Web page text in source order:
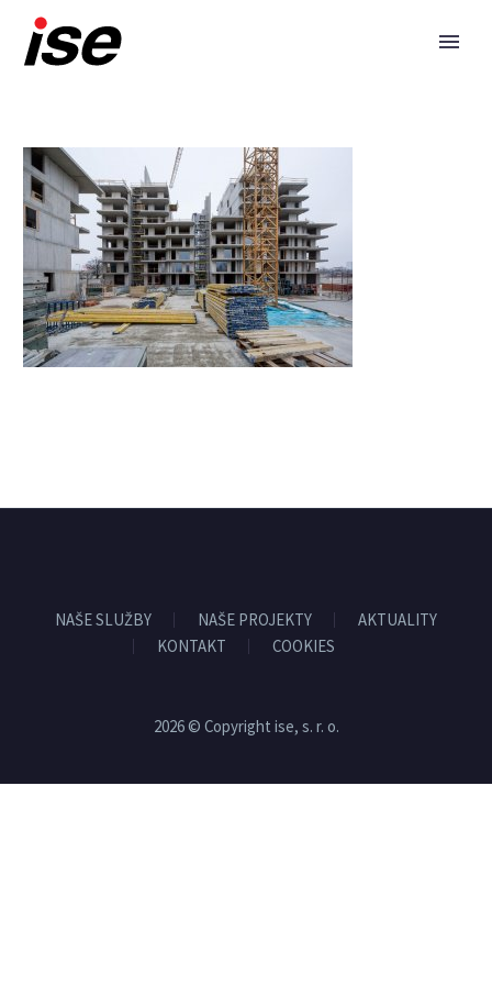
NAŠE SLUŽBY NAŠE PROJEKTY
AKTUALITY
KONTAKT
COOKIES
2026 © Copyright ise, s. r. o.